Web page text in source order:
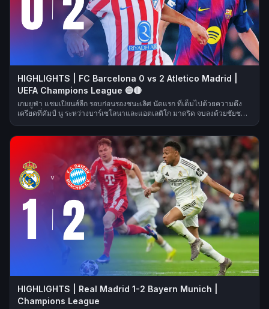
HIGHLIGHTS | FC Barcelona 0 vs 2 Atletico Madrid |
UEFA Champions League 🔵🔴
เกมยูฟ่า แชมเปียนส์ลีก รอบก่อนรองชนะเลิศ นัดแรก ที่เต็มไปด้วยความตึง
เครียดที่คัมป์ นู ระหว่างบาร์เซโลนาและแอตเลติโก มาดริด จบลงด้วยชัยชนะ
HIGHLIGHTS | Real Madrid 1-2 Bayern Munich |
Champions League